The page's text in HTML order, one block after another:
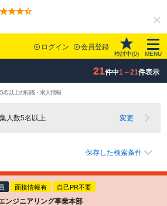
ログイン 会員登録
検討中(0) MENU
21件中1～21件表示
名以上の転職・求人情報
人数5名以上 変更
保存した検索条件
面接情報有 自己PR不要
ンジニアリング事業本部